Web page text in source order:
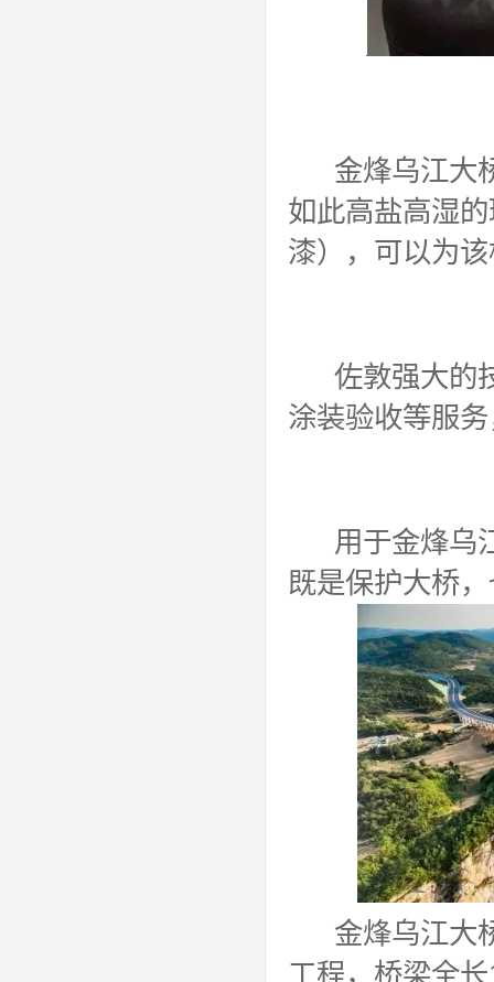
金烽乌江大桥
如此高盐高湿
漆），可以为
佐敦强大的技
涂装验收等服
用于金烽乌江
既是保护大桥
金烽乌江大桥
工程，桥梁全